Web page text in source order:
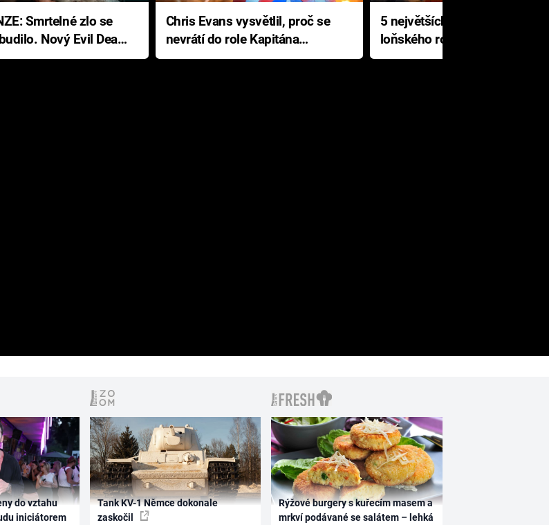
Nový Evil Dead
neodolatelnou
Chris Evans vysvětlil, proč se
nevrátí do role Kapitána
Ameriky
5 největších propadáků
loňského roku: Disney na
jediné katastrofě prodělal 200
do vztahu
iniciátorem
Tank KV-1 Němce dokonale
zaskočil
Rýžové burgery s kuřecím masem a
mrkví podávané se salátem – lehká